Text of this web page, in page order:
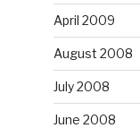
April 2009
August 2008
July 2008
June 2008